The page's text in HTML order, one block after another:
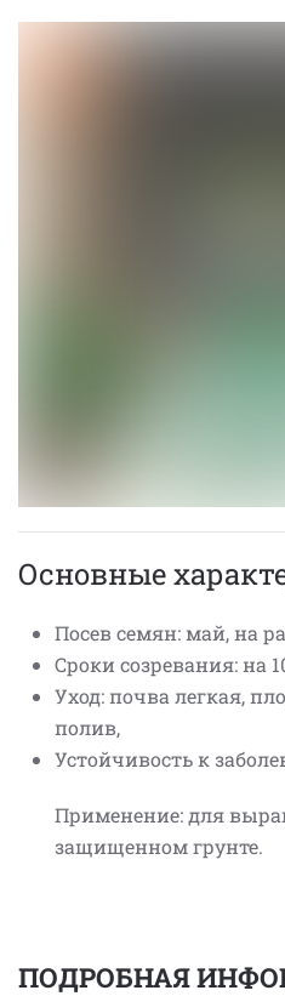
Основные
Посев семян: май, на
Сроки созревания: на
Уход: почва легкая,
полив,
Устойчивость к
Применение: для
защищенном грунте.
ПОДРОБНАЯ